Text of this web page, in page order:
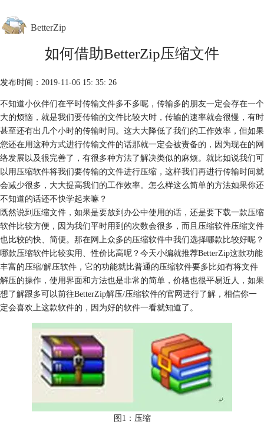
BetterZip
下载中心
购买
帮助中心
如何借助BetterZip压缩文件
发布时间：2019-11-06 15: 35: 26
不知道小伙伴们在平时传输文件多不多呢，传输多的朋友一定会存在一个
大的烦恼，就是我们要传输的文件比较大时，传输的速率就会很慢，有时
甚至还有出几个小时的传输时间。这大大降低了我们的工作效率，但如果
您还在用这种方式进行传输文件的话那就一定会被责备的，因为现在的网
络发展以及很完善了，有很多种方法了解决类似的麻烦。就比如说我们可
以用压缩软件将我们要传输的文件进行压缩，这样我们再进行传输时间就
会减少很多，大大提高我们的工作效率。怎么样这么简单的方法如果你还
不知道的话还不快学起来嘛？
既然说到压缩文件，如果是要放到办公中使用的话，还是要下载一款压缩
软件比较方便，因为我们平时用到的次数会很多，而且压缩软件压缩文件
也比较的快、简便。那在网上众多的压缩软件中我们选择哪款比较好呢？
哪款压缩软件比较实用、性价比高呢？今天小编就推荐BetterZip这款功能
丰富的压缩/解压软件，它的功能就比普通的压缩软件要多比如有将文件
解压的操作，使用界面和方法也是非常的简单，价格也很平易近人，如果
想了解跟多可以前往BetterZip解压/压缩软件的官网进行了解，相信你一
定会喜欢上这款软件的，因为好的软件一看就知道了。
图1：压缩